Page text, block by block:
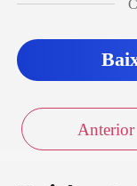
Anterior